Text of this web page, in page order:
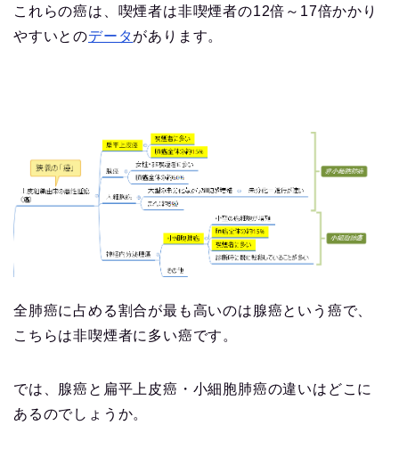
これらの癌は、喫煙者は非喫煙者の12倍～17倍かかり
やすいとのデータがあります。
全肺癌に占める割合が最も高いのは腺癌という癌で、
こちらは非喫煙者に多い癌です。
では、腺癌と扁平上皮癌・小細胞肺癌の違いはどこに
あるのでしょうか。